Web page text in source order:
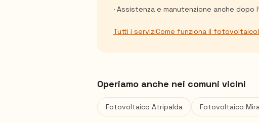
· Assistenza e manutenzione anche dopo
Tutti i serviziCome funziona il fotovoltaico
Operiamo anche nei comuni vicini
Fotovoltaico Atripalda Fotovoltaico